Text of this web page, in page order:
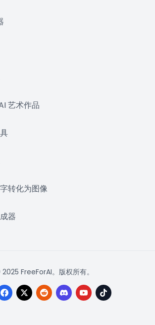
艺术作品
转化为图像
器
FreeForAI。版权所有。